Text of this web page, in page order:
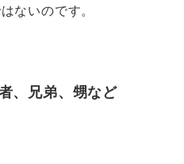
ないのです。
、兄弟、甥など